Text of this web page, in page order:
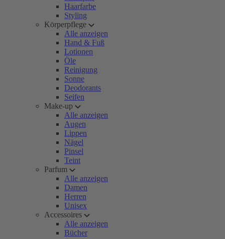
Haarfarbe
Styling
Körperpflege
Alle anzeigen
Hand & Fuß
Lotionen
Öle
Reinigung
Sonne
Deodorants
Seifen
Make-up
Alle anzeigen
Augen
Lippen
Nägel
Pinsel
Teint
Parfum
Alle anzeigen
Damen
Herren
Unisex
Accessoires
Alle anzeigen
Bücher